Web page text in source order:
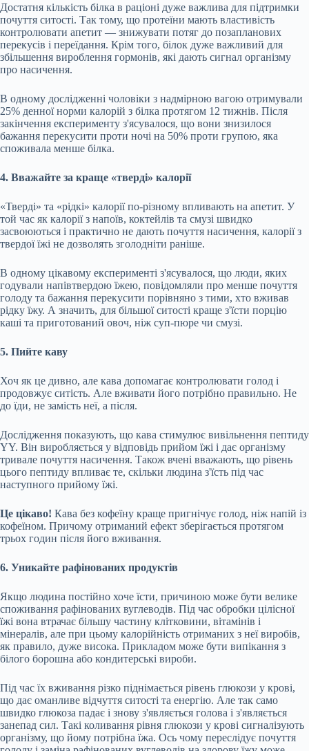
Достатня кількість білка в раціоні дуже важлива для підтримки
почуття ситості. Так тому, що протеїни мають властивість
контролювати апетит — знижувати потяг до позапланових
перекусів і переїдання. Крім того, білок дуже важливий для
збільшення вироблення гормонів, які дають сигнал організму
про насичення.
В одному дослідженні чоловіки з надмірною вагою отримували
25% денної норми калорій з білка протягом 12 тижнів. Після
закінчення експерименту з'ясувалося, що вони знизилося
бажання перекусити проти ночі на 50% проти групою, яка
споживала менше білка.
4. Вважайте за краще «тверді» калорії
«Тверді» та «рідкі» калорії по-різному впливають на апетит. У
той час як калорії з напоїв, коктейлів та смузі швидко
засвоюються і практично не дають почуття насичення, калорії з
твердої їжі не дозволять зголодніти раніше.
В одному цікавому експерименті з'ясувалося, що люди, яких
годували напівтвердою їжею, повідомляли про менше почуття
голоду та бажання перекусити порівняно з тими, хто вживав
рідку їжу. А значить, для більшої ситості краще з'їсти порцію
каші та приготований овоч, ніж суп-пюре чи смузі.
5. Пийте каву
Хоч як це дивно, але кава допомагає контролювати голод і
продовжує ситість. Але вживати його потрібно правильно. Не
до їди, не замість неї, а після.
Дослідження показують, що кава стимулює вивільнення пептиду
YY. Він виробляється у відповідь прийом їжі і дає організму
тривале почуття насичення. Також вчені вважають, що рівень
цього пептиду впливає те, скільки людина з'їсть під час
наступного прийому їжі.
Це цікаво! Кава без кофеїну краще пригнічує голод, ніж напій із
кофеїном. Причому отриманий ефект зберігається протягом
трьох годин після його вживання.
6. Уникайте рафінованих продуктів
Якщо людина постійно хоче їсти, причиною може бути велике
споживання рафінованих вуглеводів. Під час обробки цілісної
їжі вона втрачає більшу частину клітковини, вітамінів і
мінералів, але при цьому калорійність отриманих з неї виробів,
як правило, дуже висока. Прикладом може бути випікання з
білого борошна або кондитерські вироби.
Під час їх вживання різко піднімається рівень глюкози у крові,
що дає оманливе відчуття ситості та енергію. Але так само
швидко глюкоза падає і знову з'являється голова і з'являється
занепад сил. Такі коливання рівня глюкози у крові сигналізують
організму, що йому потрібна їжа. Ось чому переслідує почуття